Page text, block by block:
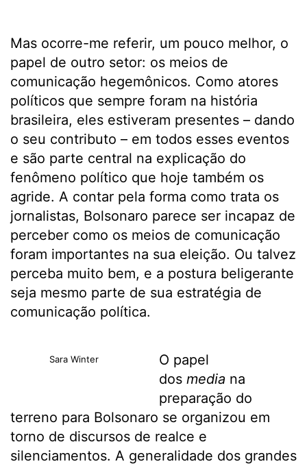
Mas ocorre-me referir, um pouco melhor, o
papel de outro setor: os meios de
comunicação hegemônicos. Como atores
políticos que sempre foram na história
brasileira, eles estiveram presentes – dando
o seu contributo – em todos esses eventos
e são parte central na explicação do
fenômeno político que hoje também os
agride. A contar pela forma como trata os
jornalistas, Bolsonaro parece ser incapaz de
perceber como os meios de comunicação
foram importantes na sua eleição. Ou talvez
perceba muito bem, e a postura beligerante
seja mesmo parte de sua estratégia de
comunicação política.
Sara Winter
O papel
dos media na
preparação do
terreno para Bolsonaro se organizou em
torno de discursos de realce e
silenciamentos. A generalidade dos grandes